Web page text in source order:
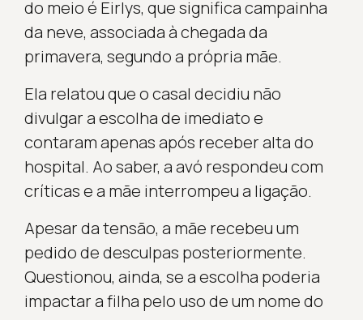
do meio é Eirlys, que significa campainha
da neve, associada à chegada da
primavera, segundo a própria mãe.
Ela relatou que o casal decidiu não
divulgar a escolha de imediato e
contaram apenas após receber alta do
hospital. Ao saber, a avó respondeu com
críticas e a mãe interrompeu a ligação.
Apesar da tensão, a mãe recebeu um
pedido de desculpas posteriormente.
Questionou, ainda, se a escolha poderia
impactar a filha pelo uso de um nome do